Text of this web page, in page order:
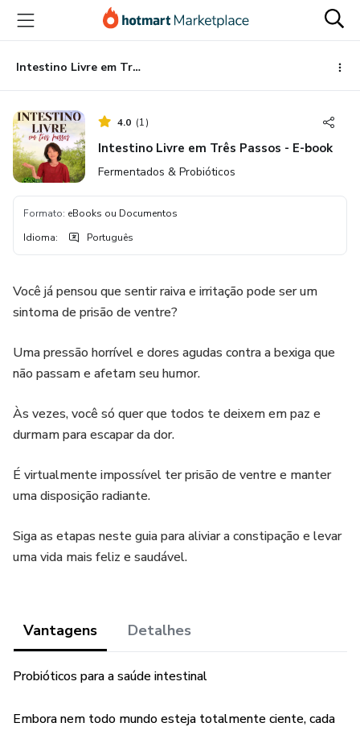
para
conteúdo
principal
para
pagamento
para
rodapé
Intestino Livre em Três Passos - E-book
4.0 (1)
Intestino Livre em Três Passos - E-book
Fermentados & Probióticos
Formato: eBooks ou Documentos
Idioma: Português
Você já pensou que sentir raiva e irritação pode ser um
sintoma de prisão de ventre?
Uma pressão horrível e dores agudas contra a bexiga que
não passam e afetam seu humor.
Às vezes, você só quer que todos te deixem em paz e
durmam para escapar da dor.
É virtualmente impossível ter prisão de ventre e manter
uma disposição radiante.
Siga as etapas neste guia para aliviar a constipação e levar
uma vida mais feliz e saudável.
Vantagens Detalhes
Probióticos para a saúde intestinal
Embora nem todo mundo esteja totalmente ciente, cada